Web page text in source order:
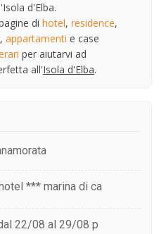
d'Elba.
di hotel, residence,
appartamenti e case
per aiutarvi ad
all'Isola d'Elba.
*** marina di ca
22/08 al 29/08 p